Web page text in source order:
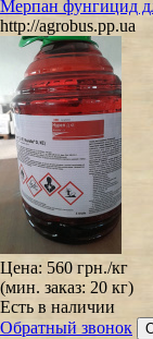
Мерпан фунгицид
http://agrobus.pp.ua
Цена: 560 грн./кг
(мин. заказ: 20 кг)
Есть в наличии
Обратный звонок